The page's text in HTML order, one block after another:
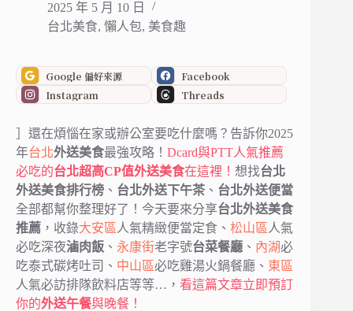
2025 年 5 月 10 日
台北美食, 懶人包, 美食趣
Google 偏好來源
Facebook
Instagram
Threads
］還在煩惱在家或辦公室要吃什麼嗎？告訴你2025
年台北外送美食最強攻略！ Dcard與PTT人氣推薦
必吃的台北超高CP值外送美食在這裡！ 想找台北
外送美食排行榜 、 台北外送下午茶 、 台北外送便當
全部都幫你整理好了！今天要來分享台北外送美食
推薦 ，收錄大安區 人氣精緻便當定食、 松山區 人氣
必吃深夜滷肉飯 、 永康街老字號台菜餐廳 、 內湖必
吃泰式碳烤吐司、 中山區必吃雞湯火鍋餐廳、 東區
人氣必訪排隊飲料店等等…， 看這篇文章立即預訂
你的外送午餐與晚餐！